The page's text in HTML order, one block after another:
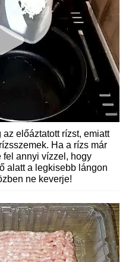
előáztatott rízst, emiatt
Ha a rízs már
fel annyi vízzel, hogy
alatt a legkisebb lángon
ne keverje!